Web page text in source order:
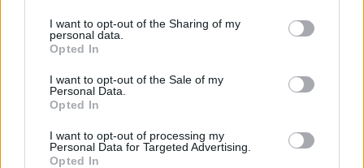
I want to opt-out of the Sharing of my
personal data.
Opted In
I want to opt-out of the Sale of my
Personal Data.
Opted In
I want to opt-out of processing my
Personal Data for Targeted Advertising.
Opted In
Δράμα:Η γιορτή της Μεταμορφώσεως του Σωτήρος
στον ιερό βράχο της Πρασινάδας